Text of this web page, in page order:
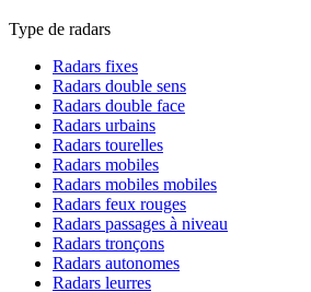
Type de radars
Radars fixes
Radars double sens
Radars double face
Radars urbains
Radars tourelles
Radars mobiles
Radars mobiles mobiles
Radars feux rouges
Radars passages à niveau
Radars tronçons
Radars autonomes
Radars leurres